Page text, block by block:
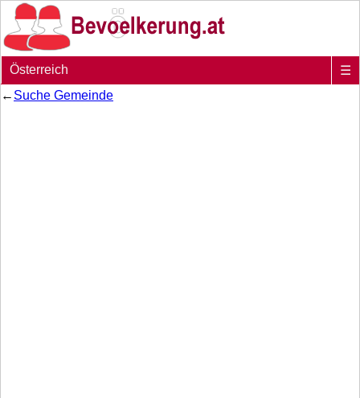
Österreich
☰
← Suche Gemeinde